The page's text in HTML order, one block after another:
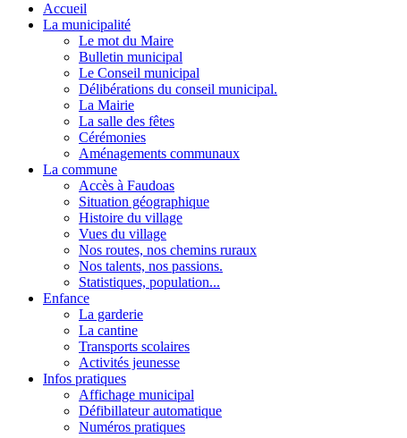
Accueil
La municipalité
Le mot du Maire
Bulletin municipal
Le Conseil municipal
Délibérations du conseil municipal.
La Mairie
La salle des fêtes
Cérémonies
Aménagements communaux
La commune
Accès à Faudoas
Situation géographique
Histoire du village
Vues du village
Nos routes, nos chemins ruraux
Nos talents, nos passions.
Statistiques, population...
Enfance
La garderie
La cantine
Transports scolaires
Activités jeunesse
Infos pratiques
Affichage municipal
Défibillateur automatique
Numéros pratiques